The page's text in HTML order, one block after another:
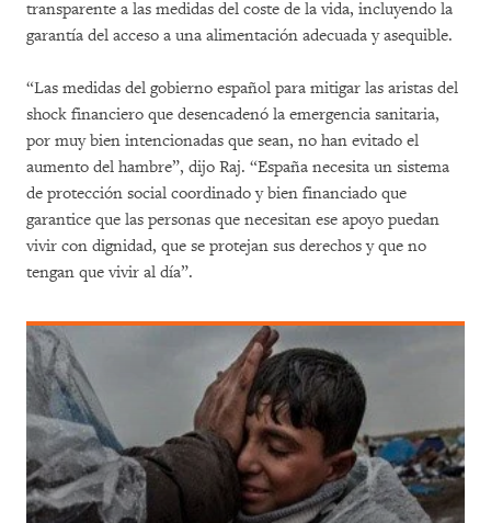
transparente a las medidas del coste de la vida, incluyendo la
garantía del acceso a una alimentación adecuada y asequible.
“Las medidas del gobierno español para mitigar las aristas del
shock financiero que desencadenó la emergencia sanitaria,
por muy bien intencionadas que sean, no han evitado el
aumento del hambre”, dijo Raj. “España necesita un sistema
de protección social coordinado y bien financiado que
garantice que las personas que necesitan ese apoyo puedan
vivir con dignidad, que se protejan sus derechos y que no
tengan que vivir al día”.